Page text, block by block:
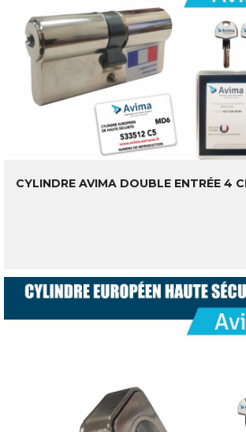
CYLINDRE AVIMA DOUBLE ENTRÉE 4